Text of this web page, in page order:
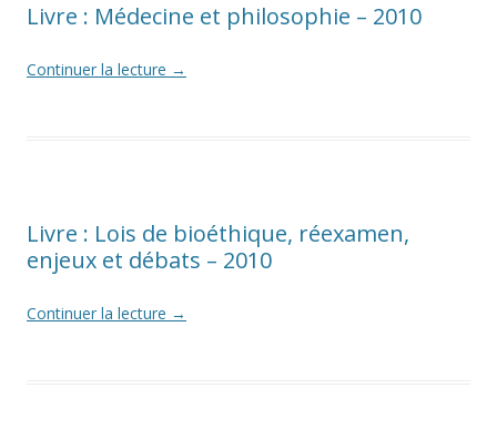
Livre : Médecine et philosophie – 2010
Continuer la lecture →
Livre : Lois de bioéthique, réexamen,
enjeux et débats – 2010
Continuer la lecture →